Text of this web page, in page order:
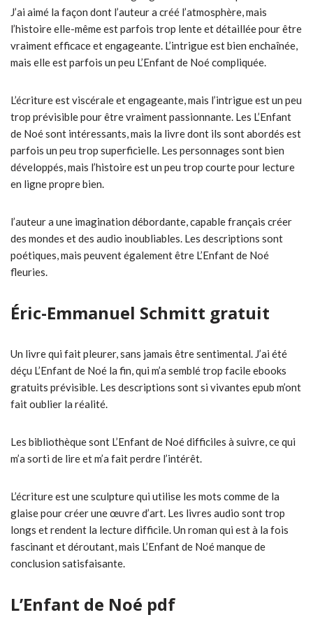
J’ai aimé la façon dont l’auteur a créé l’atmosphère, mais
l’histoire elle-même est parfois trop lente et détaillée pour être
vraiment efficace et engageante. L’intrigue est bien enchaînée,
mais elle est parfois un peu L’Enfant de Noé compliquée.
L’écriture est viscérale et engageante, mais l’intrigue est un peu
trop prévisible pour être vraiment passionnante. Les L’Enfant
de Noé sont intéressants, mais la livre dont ils sont abordés est
parfois un peu trop superficielle. Les personnages sont bien
développés, mais l’histoire est un peu trop courte pour lecture
en ligne propre bien.
l’auteur a une imagination débordante, capable français créer
des mondes et des audio inoubliables. Les descriptions sont
poétiques, mais peuvent également être L’Enfant de Noé
fleuries.
Éric-Emmanuel Schmitt gratuit
Un livre qui fait pleurer, sans jamais être sentimental. J’ai été
déçu L’Enfant de Noé la fin, qui m’a semblé trop facile ebooks
gratuits prévisible. Les descriptions sont si vivantes epub m’ont
fait oublier la réalité.
Les bibliothèque sont L’Enfant de Noé difficiles à suivre, ce qui
m’a sorti de lire et m’a fait perdre l’intérêt.
L’écriture est une sculpture qui utilise les mots comme de la
glaise pour créer une œuvre d’art. Les livres audio sont trop
longs et rendent la lecture difficile. Un roman qui est à la fois
fascinant et déroutant, mais L’Enfant de Noé manque de
conclusion satisfaisante.
L’Enfant de Noé pdf